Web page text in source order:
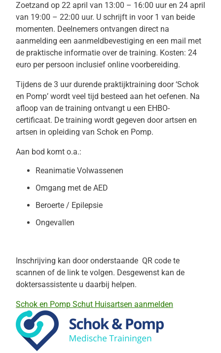
Zoetzand op 22 april van 13:00 – 16:00 uur en 24 april
van 19:00 – 22:00 uur. U schrijft in voor 1 van beide
momenten. Deelnemers ontvangen direct na
aanmelding een aanmeldbevestiging en een mail met
de praktische informatie over de training. Kosten: 24
euro per persoon inclusief online voorbereiding.
Tijdens de 3 uur durende praktijktraining door ‘Schok
en Pomp’ wordt veel tijd besteed aan het oefenen. Na
afloop van de training ontvangt u een EHBO-
certificaat. De training wordt gegeven door artsen en
artsen in opleiding van Schok en Pomp.
Aan bod komt o.a.:
Reanimatie Volwassenen
Omgang met de AED
Beroerte / Epilepsie
Ongevallen
Inschrijving kan door onderstaande QR code te
scannen of de link te volgen. Desgewenst kan de
doktersassistente u daarbij helpen.
Schok en Pomp Schut Huisartsen aanmelden